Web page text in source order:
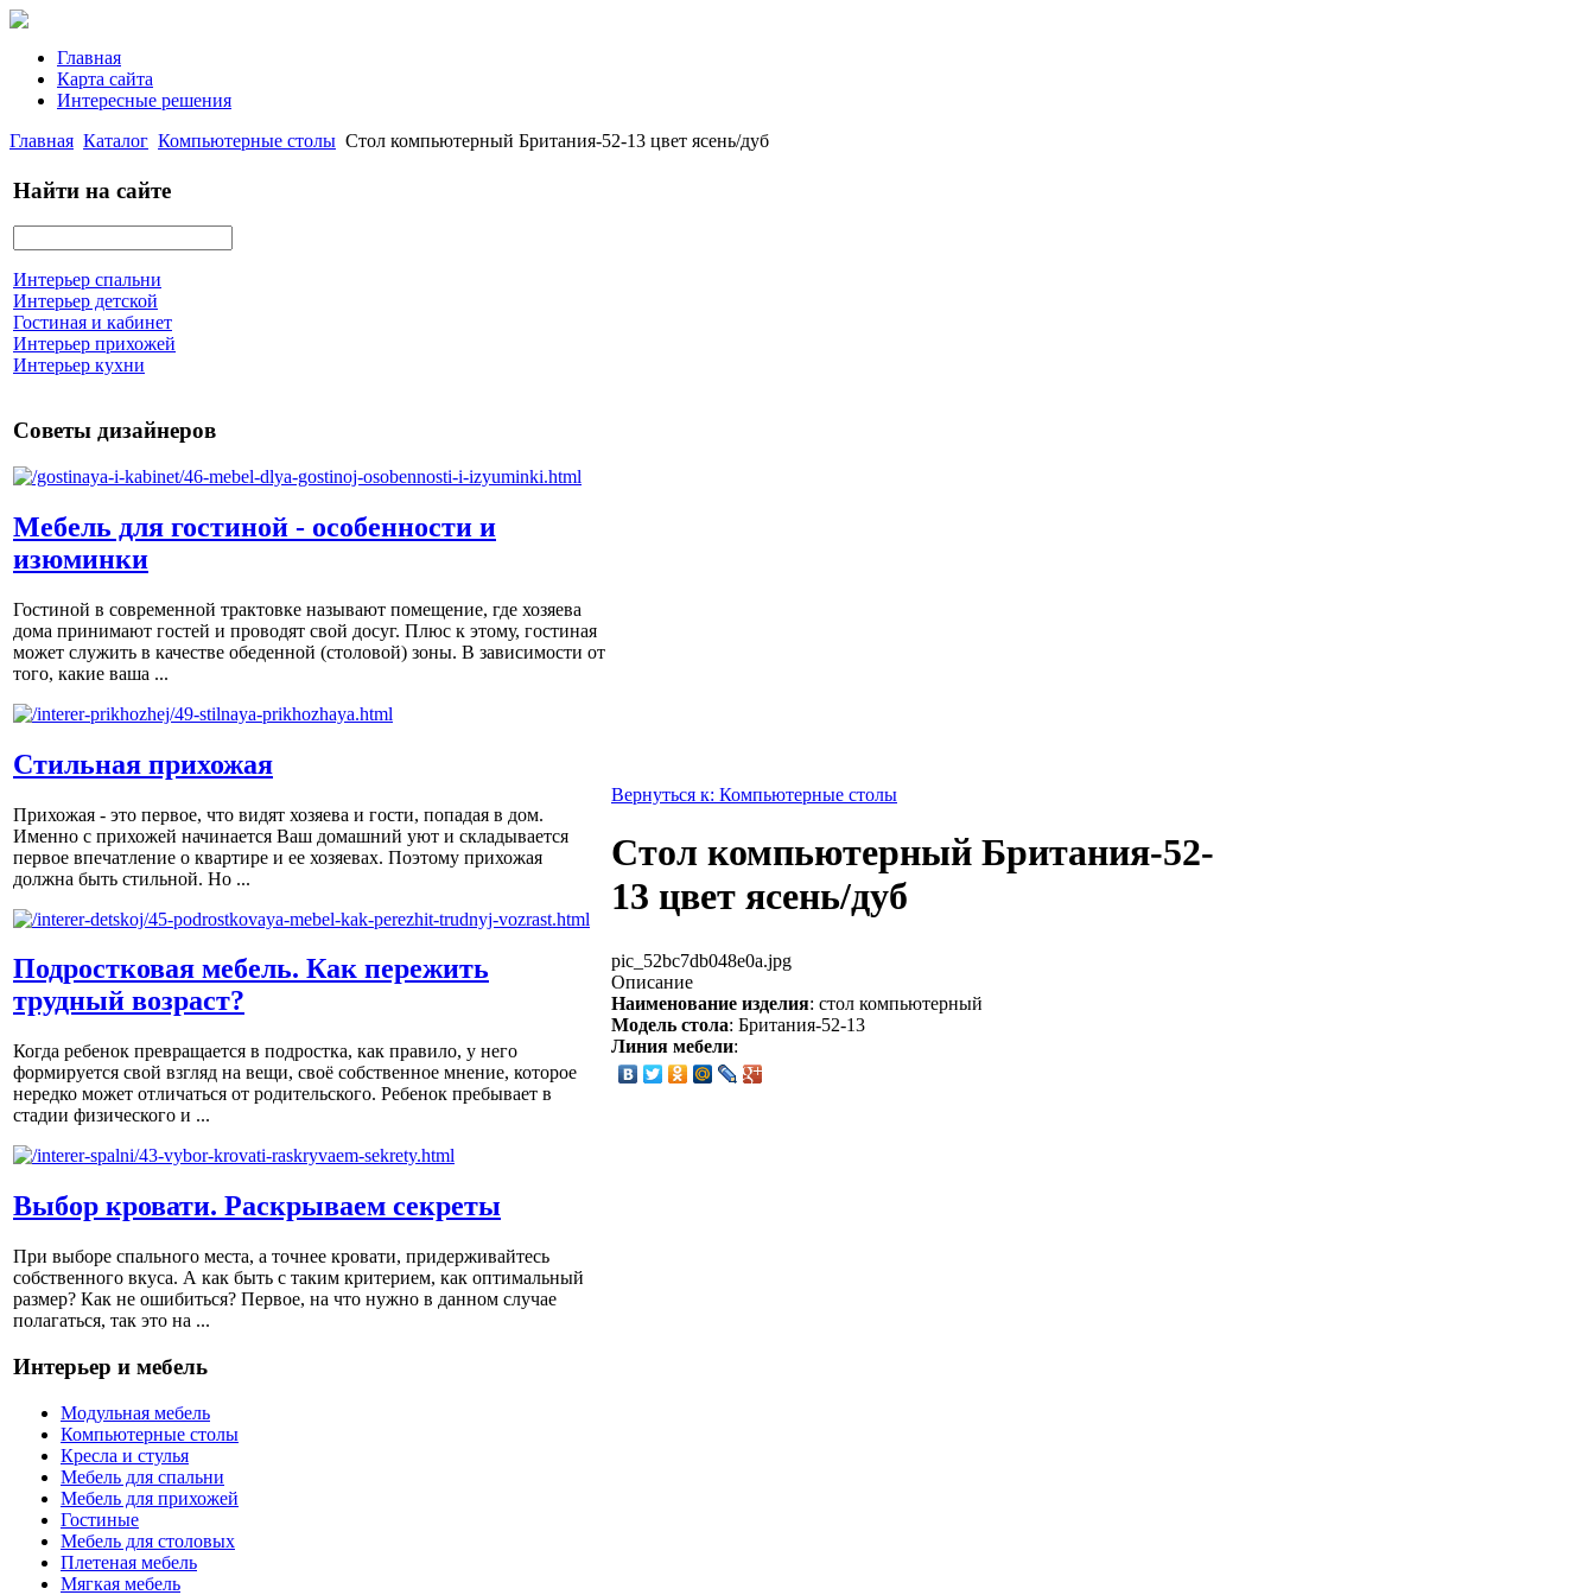
Главная
Карта сайта
Интересные решения
Главная Каталог Компьютерные столы Стол компьютерный Британия-52-13 цвет ясень/дуб
Найти на сайте
Интерьер спальни
Интерьер детской
Гостиная и кабинет
Интерьер прихожей
Интерьер кухни
Советы дизайнеров
Мебель для гостиной - особенности и
изюминки
Гостиной в современной трактовке называют помещение, где хозяева
дома принимают гостей и проводят свой досуг. Плюс к этому, гостиная
может служить в качестве обеденной (столовой) зоны. В зависимости от
того, какие ваша ...
Стильная прихожая
Прихожая - это первое, что видят хозяева и гости, попадая в дом.
Именно с прихожей начинается Ваш домашний уют и складывается
первое впечатление о квартире и ее хозяевах. Поэтому прихожая
должна быть стильной. Но ...
Подростковая мебель. Как пережить
трудный возраст?
Когда ребенок превращается в подростка, как правило, у него
формируется свой взгляд на вещи, своё собственное мнение, которое
нередко может отличаться от родительского. Ребенок пребывает в
стадии физического и ...
Выбор кровати. Раскрываем секреты
При выборе спального места, а точнее кровати, придерживайтесь
собственного вкуса. А как быть с таким критерием, как оптимальный
размер? Как не ошибиться? Первое, на что нужно в данном случае
полагаться, так это на ...
Интерьер и мебель
Модульная мебель
Компьютерные столы
Кресла и стулья
Мебель для спальни
Мебель для прихожей
Гостиные
Мебель для столовых
Плетеная мебель
Мягкая мебель
Вернуться к: Компьютерные столы
Стол компьютерный Британия-52-
13 цвет ясень/дуб
pic_52bc7db048e0a.jpg
Описание
Наименование изделия: стол компьютерный
Модель стола: Британия-52-13
Линия мебели: